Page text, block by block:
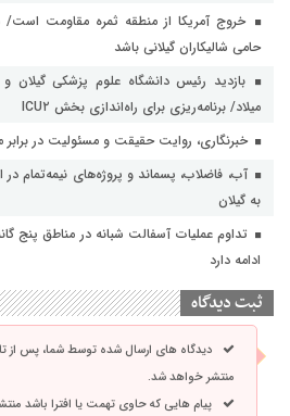
خروج آمریکا از منطقه ثمره مقاومت
حامی شالیکاران گیلانی باشد
بازدید رئیس دانشگاه علوم پزشکی گیلان و
میلاد/ برنامه‌ریزی برای راه‌اندازی بخش ICU۲
خبرنگاری، روایت حقیقت و مسئولیت‌ در
آب، فاضلاب، پسماند و پروژه‌های نیمه‌تمام
به گیلان
تداوم عملیات آسفالت‌ شبانه در مناطق پنج
ادامه دارد
ثبت دیدگاه
دیدگاه های ارسال شده توسط شما، پس از
منتشر خواهد شد.
پیام هایی که حاوی تهمت یا افترا باشد